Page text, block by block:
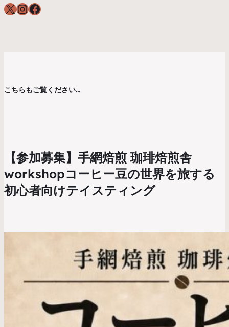
X InstagramFacebook
こちらもご覧ください…
【参加募集】手網焙煎 珈琲焙煎舎
workshopコーヒー豆の世界を旅する
初心者向けテイスティング